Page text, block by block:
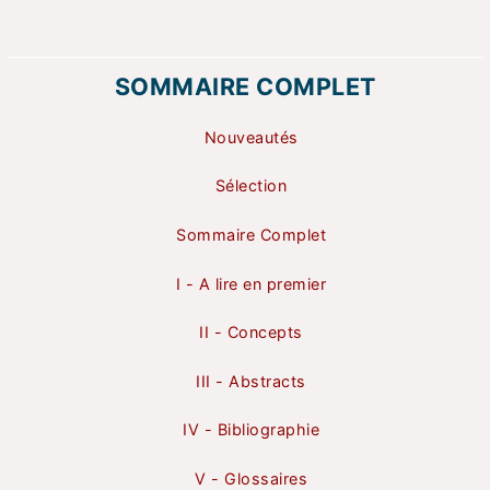
SOMMAIRE COMPLET
Nouveautés
Sélection
Sommaire Complet
I - A lire en premier
II - Concepts
III - Abstracts
IV - Bibliographie
V - Glossaires